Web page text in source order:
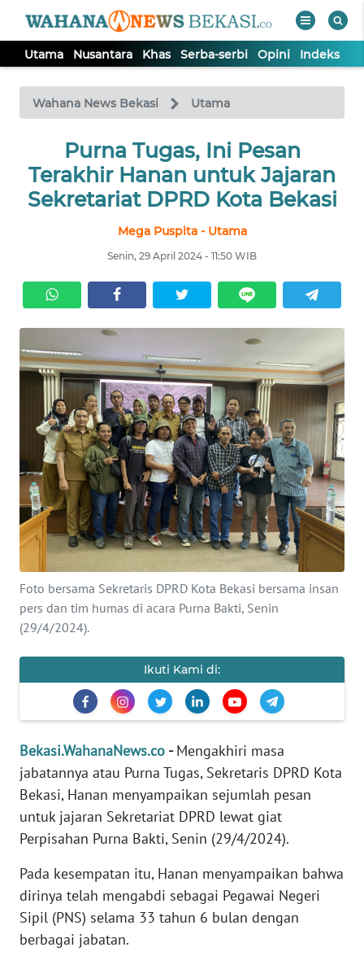
Utama Nusantara Khas Serba-serbi Opini Indeks
Wahana News Bekasi Utama
Purna Tugas, Ini Pesan
Terakhir Hanan untuk Jajaran
Sekretariat DPRD Kota Bekasi
Mega Puspita - Utama
Senin, 29 April 2024 - 11:50 WIB
Foto bersama Sekretaris DPRD Kota Bekasi bersama insan
pers dan tim humas di acara Purna Bakti, Senin
(29/4/2024).
Ikuti Kami di:
Bekasi.WahanaNews.co -Mengakhiri masa
jabatannya atau Purna Tugas, Sekretaris DPRD Kota
Bekasi, Hanan menyampaikan sejumlah pesan
untuk jajaran Sekretariat DPRD lewat giat
Perpisahan Purna Bakti, Senin (29/4/2024).
Pada kesempatan itu, Hanan menyampaikan bahwa
dirinya telah mengabdi sebagai Pegawai Negeri
Sipil (PNS) selama 33 tahun 6 bulan dengan
berbagai jabatan.
TV
Tutup
NUSANTARA
SERBA-
SERBI
OPINI
Informasi
INDEKS
BERITA
KONTAK
KAMI
INFO
TENTANG
KAMI
MEDIA
REDAKSI
KARIR
DISCLAIMER
Wahana
News
Regional
WN